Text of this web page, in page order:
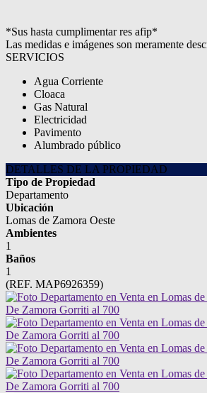
*Sus hasta cumplimentar res afip*
Las medidas e imágenes son meramente
SERVICIOS
Agua Corriente
Cloaca
Gas Natural
Electricidad
Pavimento
Alumbrado público
DETALLES DE LA PROPIEDAD
Tipo de Propiedad
Departamento
Ubicación
Lomas de Zamora Oeste
Ambientes
1
Baños
1
(REF. MAP6926359)